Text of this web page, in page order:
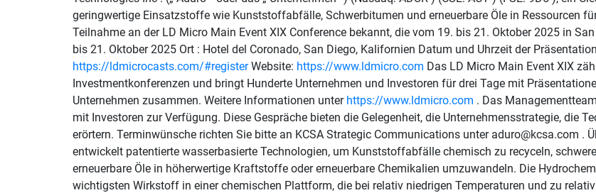
geringwertige Einsatzstoffe wie Kunststoffabfälle, Schwerbitumen und erneuerbare Öle in Ressourcen
Teilnahme an der LD Micro Main Event XIX Conference bekannt, die vom 19. bis 21. Oktober 2025 in
bis 21. Oktober 2025 Ort : Hotel del Coronado, San Diego, Kalifornien Datum und Uhrzeit der
https://ldmicrocasts.com/#registerWebsite: https://www.ldmicro.com Das LD Micro Main Event XIX
Investmentkonferenzen und bringt Hunderte Unternehmen und Investoren für drei Tage mit
Unternehmen zusammen. Weitere Informationen unter https://www.ldmicro.com . Das
mit Investoren zur Verfügung. Diese Gespräche bieten die Gelegenheit, die Unternehmensstrategie, die
erörtern. Terminwünsche richten Sie bitte an KCSA Strategic Communications unter aduro@kcsa.com .
entwickelt patentierte wasserbasierte Technologien, um Kunststoffabfälle chemisch zu recyceln,
erneuerbare Öle in höherwertige Kraftstoffe oder erneuerbare Chemikalien umzuwandeln. Die
wichtigsten Wirkstoff in einer chemischen Plattform, die bei relativ niedrigen Temperaturen und zu